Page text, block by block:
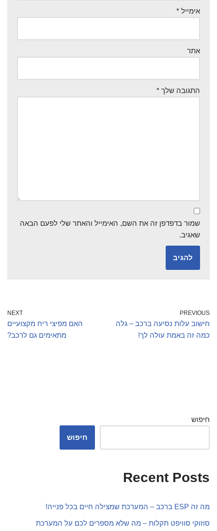
אימייל *
אתר
התגובה שלך *
שמור בדפדפן זה את השם, האימייל והאתר שלי לפעם הבאה
שאגיב.
PREVIOUS
חישוב עלות נסיעה ברכב – גלה
כמה זה באמת עולה לך!
NEXT
האם מפיצי ריח מקצועיים
מתאימים גם לרכב?
חיפוש
חיפוש
Recent Posts
מה זה ESP ברכב – המערכת שמצילה חיים בכל פנייה!
סוזוקי סוויפט תקלות – מה שלא מספרים לכם על המערכת